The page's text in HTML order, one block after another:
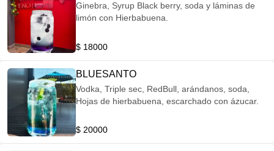
Ginebra, Syrup Black berry, soda y láminas de
limón con Hierbabuena.
$ 18000
BLUESANTO
Vodka, Triple sec, RedBull, arándanos, soda,
Hojas de hierbabuena, escarchado con ázucar.
$ 20000